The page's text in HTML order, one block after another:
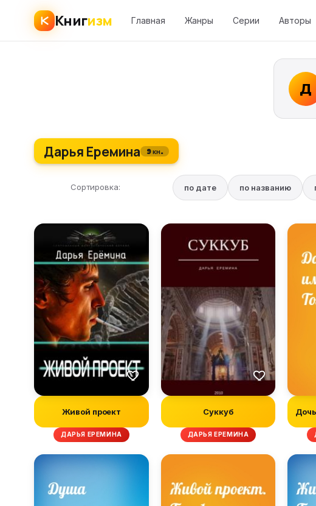
Книгизм Главная Жанры Серии Авторы
Д
Дарья Еремина 9 кн.
Сортировка: по дате по названию
Живой проект
ДАРЬЯ ЕРЕМИНА
Суккуб
ДАРЬЯ ЕРЕМИНА